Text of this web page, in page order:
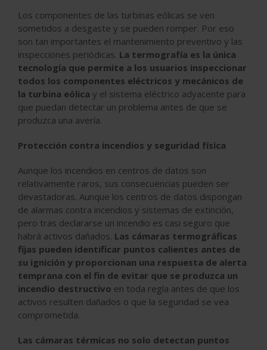
Los componentes de las turbinas eólicas se ven
sometidos a desgaste y se pueden romper. Por eso
son tan importantes el mantenimiento preventivo y las
inspecciones periódicas. La termografía es la única
tecnología que permite a los usuarios inspeccionar
todos los componentes eléctricos y mecánicos de
la turbina eólica y el sistema eléctrico adyacente para
que puedan detectar un problema antes de que se
produzca una avería.
Protección contra incendios y seguridad física
Aunque los incendios en centros de datos son
relativamente raros, sus consecuencias pueden ser
devastadoras. Aunque los centros de datos dispongan
de alarmas contra incendios y sistemas de extinción,
pero tras declararse un incendio es casi seguro que
habrá activos dañados. Las cámaras termográficas
fijas pueden identificar puntos calientes antes de
su ignición y proporcionan una respuesta de alerta
temprana con el fin de evitar que se produzca un
incendio destructivo en toda regla antes de que los
activos resulten dañados o que la seguridad se vea
comprometida.
Las cámaras térmicas no solo detectan puntos